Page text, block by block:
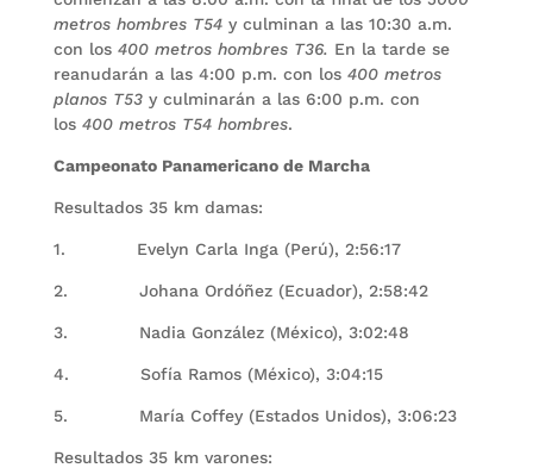
metros hombres T54y culminan a las 10:30 a.m.
con los 400 metros hombres T36. En la tarde se
reanudarán a las 4:00 p.m. con los 400 metros
planos T53y culminarán a las 6:00 p.m. con
los 400 metros T54 hombres.
Campeonato Panamericano de Marcha
Resultados 35 km damas:
1. Evelyn Carla Inga (Perú), 2:56:17
2. Johana Ordóñez (Ecuador), 2:58:42
3. Nadia González (México), 3:02:48
4. Sofía Ramos (México), 3:04:15
5. María Coffey (Estados Unidos), 3:06:23
Resultados 35 km varones: